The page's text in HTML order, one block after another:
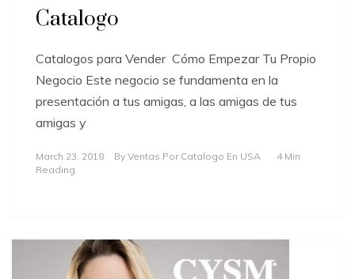
Catalogo
Catalogos para Vender Cómo Empezar Tu Propio
Negocio Este negocio se fundamenta en la
presentación a tus amigas, a las amigas de tus
amigas y
March 23, 2018 By Ventas Por Catalogo En USA
4 Min
Reading